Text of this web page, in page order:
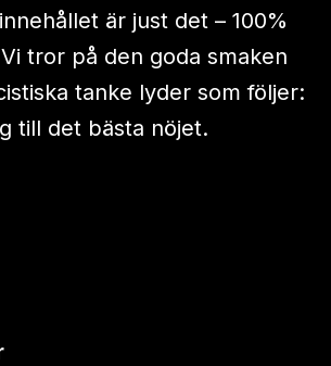
är just det – 100%
tror på den goda smaken
tanke lyder som följer:
till det bästa nöjet.